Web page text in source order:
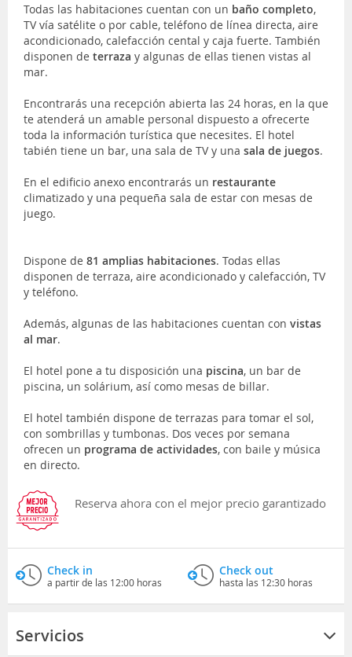
Todas las habitaciones cuentan con un baño completo,
TV vía satélite o por cable, teléfono de línea directa, aire
acondicionado, calefacción cental y caja fuerte. También
disponen de terraza y algunas de ellas tienen vistas al
mar.
Encontrarás una recepción abierta las 24 horas, en la que
te atenderá un amable personal dispuesto a ofrecerte
toda la información turística que necesites. El hotel
tabién tiene un bar, una sala de TV y una sala de juegos.
En el edificio anexo encontrarás un restaurante
climatizado y una pequeña sala de estar con mesas de
juego.
Dispone de 81 amplias habitaciones. Todas ellas
disponen de terraza, aire acondicionado y calefacción, TV
y teléfono.
Además, algunas de las habitaciones cuentan con vistas
al mar.
El hotel pone a tu disposición una piscina, un bar de
piscina, un solárium, así como mesas de billar.
El hotel también dispone de terrazas para tomar el sol,
con sombrillas y tumbonas. Dos veces por semana
ofrecen un programa de actividades, con baile y música
en directo.
Reserva ahora con el mejor precio garantizado
Check in
a partir de las 12:00 horas
Check out
hasta las 12:30 horas
Servicios